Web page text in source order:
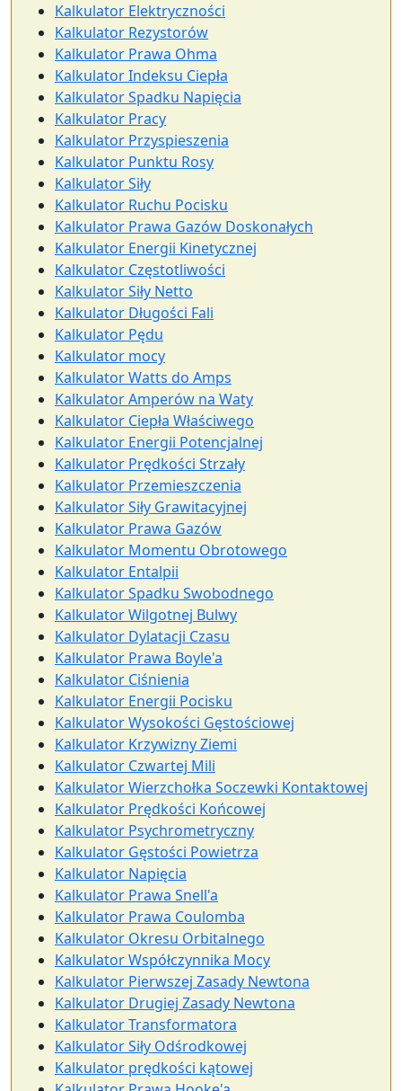
Kalkulator Elektryczności
Kalkulator Rezystorów
Kalkulator Prawa Ohma
Kalkulator Indeksu Ciepła
Kalkulator Spadku Napięcia
Kalkulator Pracy
Kalkulator Przyspieszenia
Kalkulator Punktu Rosy
Kalkulator Siły
Kalkulator Ruchu Pocisku
Kalkulator Prawa Gazów Doskonałych
Kalkulator Energii Kinetycznej
Kalkulator Częstotliwości
Kalkulator Siły Netto
Kalkulator Długości Fali
Kalkulator Pędu
Kalkulator mocy
Kalkulator Watts do Amps
Kalkulator Amperów na Waty
Kalkulator Ciepła Właściwego
Kalkulator Energii Potencjalnej
Kalkulator Prędkości Strzały
Kalkulator Przemieszczenia
Kalkulator Siły Grawitacyjnej
Kalkulator Prawa Gazów
Kalkulator Momentu Obrotowego
Kalkulator Entalpii
Kalkulator Spadku Swobodnego
Kalkulator Wilgotnej Bulwy
Kalkulator Dylatacji Czasu
Kalkulator Prawa Boyle'a
Kalkulator Ciśnienia
Kalkulator Energii Pocisku
Kalkulator Wysokości Gęstościowej
Kalkulator Krzywizny Ziemi
Kalkulator Czwartej Mili
Kalkulator Wierzchołka Soczewki Kontaktowej
Kalkulator Prędkości Końcowej
Kalkulator Psychrometryczny
Kalkulator Gęstości Powietrza
Kalkulator Napięcia
Kalkulator Prawa Snell'a
Kalkulator Prawa Coulomba
Kalkulator Okresu Orbitalnego
Kalkulator Współczynnika Mocy
Kalkulator Pierwszej Zasady Newtona
Kalkulator Drugiej Zasady Newtona
Kalkulator Transformatora
Kalkulator Siły Odśrodkowej
Kalkulator prędkości kątowej